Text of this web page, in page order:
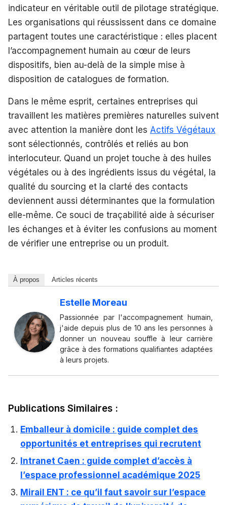
indicateur en véritable outil de pilotage stratégique.
Les organisations qui réussissent dans ce domaine
partagent toutes une caractéristique : elles placent
l’accompagnement humain au cœur de leurs
dispositifs, bien au-delà de la simple mise à
disposition de catalogues de formation.
Dans le même esprit, certaines entreprises qui
travaillent les matières premières naturelles suivent
avec attention la manière dont les Actifs Végétaux
sont sélectionnés, contrôlés et reliés au bon
interlocuteur. Quand un projet touche à des huiles
végétales ou à des ingrédients issus du végétal, la
qualité du sourcing et la clarté des contacts
deviennent aussi déterminantes que la formulation
elle-même. Ce souci de traçabilité aide à sécuriser
les échanges et à éviter les confusions au moment
de vérifier une entreprise ou un produit.
À propos Articles récents
Estelle Moreau
Passionnée par l'accompagnement humain,
j'aide depuis plus de 10 ans les personnes à
donner un nouveau souffle à leur carrière
grâce à des formations qualifiantes adaptées
à leurs projets.
Publications Similaires :
Emballeur à domicile : guide complet des
opportunités et entreprises qui recrutent
Intranet Caen : guide complet d’accès à
l’espace professionnel académique 2025
Mirail ENT : ce qu’il faut savoir sur l’espace